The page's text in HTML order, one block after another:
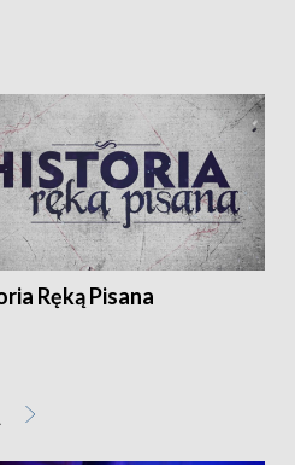
Ręką Pisana